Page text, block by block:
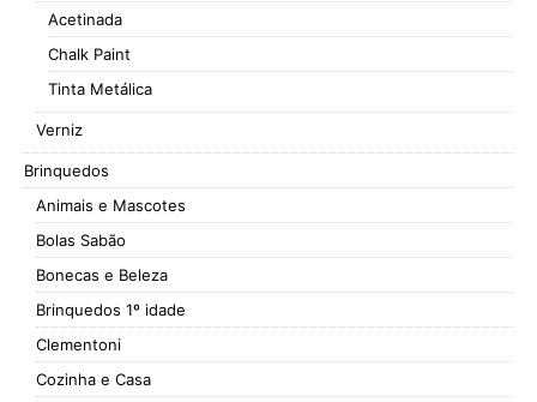
Acetinada
Chalk Paint
Tinta Metálica
Verniz
Brinquedos
Animais e Mascotes
Bolas Sabão
Bonecas e Beleza
Brinquedos 1º idade
Clementoni
Cozinha e Casa